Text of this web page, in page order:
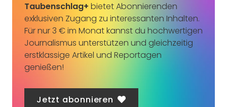
Taubenschlag+ bietet Abonnierenden
exklusiven Zugang zu interessanten Inhalten.
Für nur 3 € im Monat kannst du hochwertigen
Journalismus unterstützen und gleichzeitig
erstklassige Artikel und Reportagen
genießen!
Jetzt abonnieren